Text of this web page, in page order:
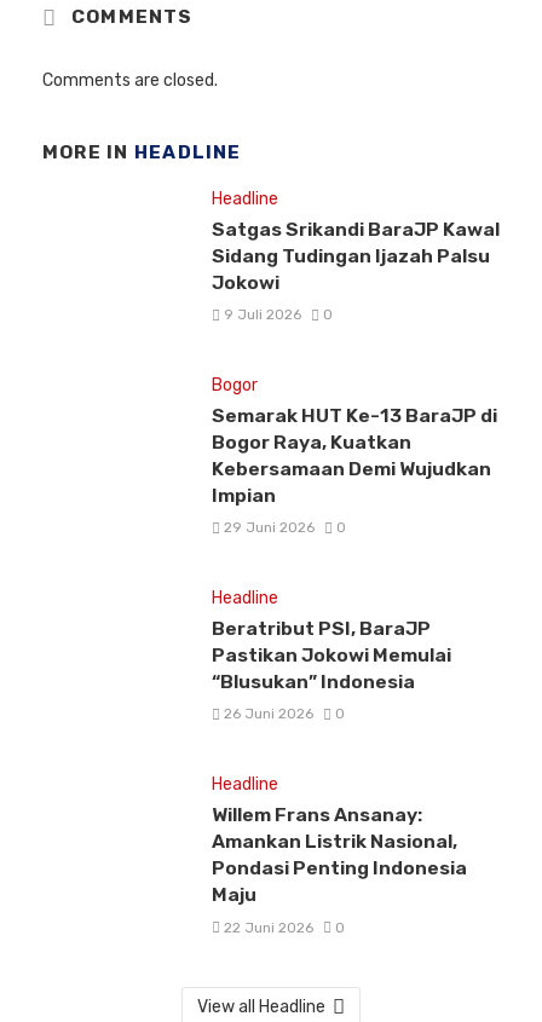
COMMENTS
Comments are closed.
MORE IN HEADLINE
Headline
Satgas Srikandi BaraJP Kawal
Sidang Tudingan Ijazah Palsu
Jokowi
9 Juli 2026 0
Bogor
Semarak HUT Ke-13 BaraJP di
Bogor Raya, Kuatkan
Kebersamaan Demi Wujudkan
Impian
29 Juni 2026 0
Headline
Beratribut PSI, BaraJP
Pastikan Jokowi Memulai
“Blusukan” Indonesia
26 Juni 2026 0
Headline
Willem Frans Ansanay:
Amankan Listrik Nasional,
Pondasi Penting Indonesia
Maju
22 Juni 2026 0
View all Headline